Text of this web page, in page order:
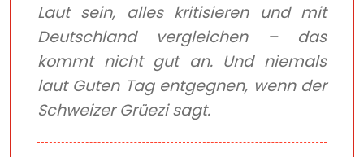
Laut sein, alles kritisieren und mit
Deutschland vergleichen – das
kommt nicht gut an. Und niemals
laut Guten Tag entgegnen, wenn der
Schweizer Grüezi sagt.